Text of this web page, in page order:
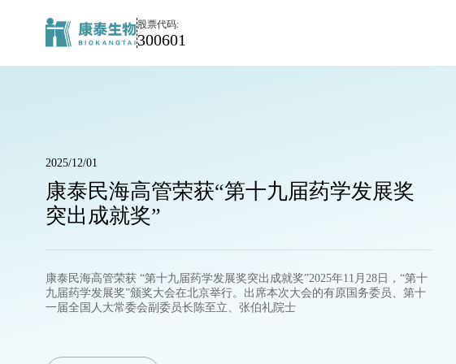
心
股票代码:
300601
2025/12/01
康泰民海高管荣获“第十九届药学发展奖
突出成就奖”
康泰民海高管荣获 “第十九届药学发展奖突出成就奖”2025年11月28日，“第十
九届药学发展奖”颁奖大会在北京举行。出席本次大会的有原国务委员、第十
一届全国人大常委会副委员长陈至立、张伯礼院士